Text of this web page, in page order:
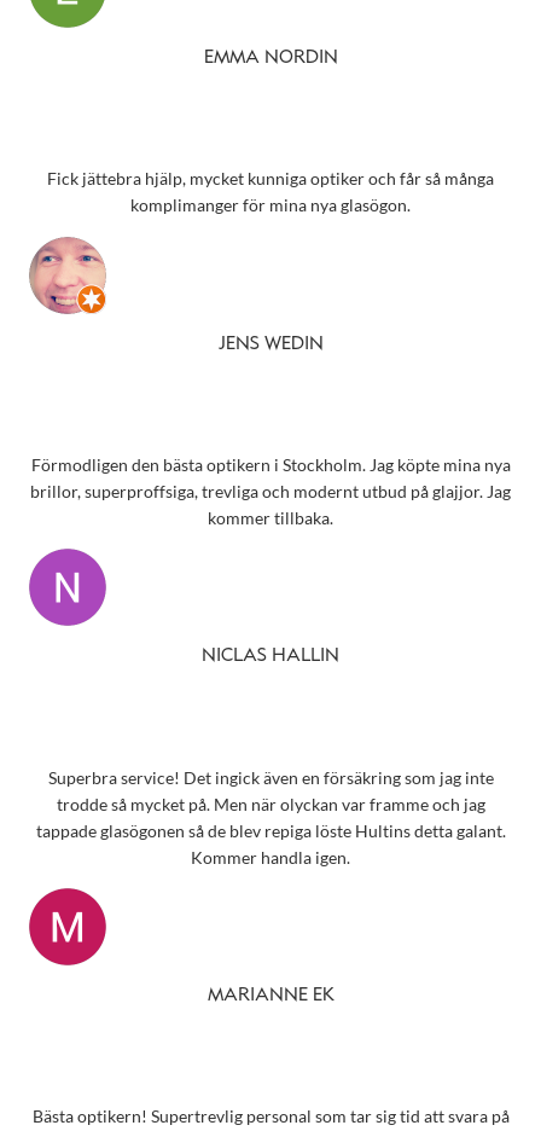
EMMA NORDIN
Fick jättebra hjälp, mycket kunniga optiker och får så många
komplimanger för mina nya glasögon.
JENS WEDIN
Förmodligen den bästa optikern i Stockholm. Jag köpte mina nya
brillor, superproffsiga, trevliga och modernt utbud på glajjor. Jag
kommer tillbaka.
NICLAS HALLIN
Superbra service! Det ingick även en försäkring som jag inte
trodde så mycket på. Men när olyckan var framme och jag
tappade glasögonen så de blev repiga löste Hultins detta galant.
Kommer handla igen.
MARIANNE EK
Bästa optikern! Supertrevlig personal som tar sig tid att svara på